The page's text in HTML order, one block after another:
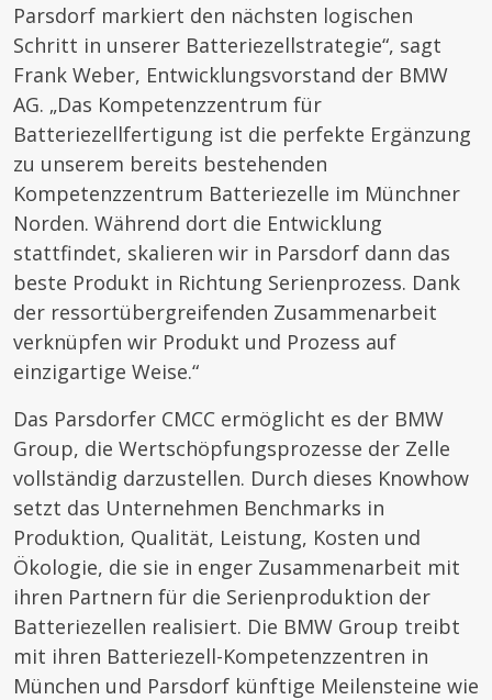
Parsdorf markiert den nächsten logischen
Schritt in unserer Batteriezellstrategie“, sagt
Frank Weber, Entwicklungsvorstand der BMW
AG. „Das Kompetenzzentrum für
Batteriezellfertigung ist die perfekte Ergänzung
zu unserem bereits bestehenden
Kompetenzzentrum Batteriezelle im Münchner
Norden. Während dort die Entwicklung
stattfindet, skalieren wir in Parsdorf dann das
beste Produkt in Richtung Serienprozess. Dank
der ressortübergreifenden Zusammenarbeit
verknüpfen wir Produkt und Prozess auf
einzigartige Weise.“
Das Parsdorfer CMCC ermöglicht es der BMW
Group, die Wertschöpfungsprozesse der Zelle
vollständig darzustellen. Durch dieses Knowhow
setzt das Unternehmen Benchmarks in
Produktion, Qualität, Leistung, Kosten und
Ökologie, die sie in enger Zusammenarbeit mit
ihren Partnern für die Serienproduktion der
Batteriezellen realisiert. Die BMW Group treibt
mit ihren Batteriezell-Kompetenzzentren in
München und Parsdorf künftige Meilensteine wie